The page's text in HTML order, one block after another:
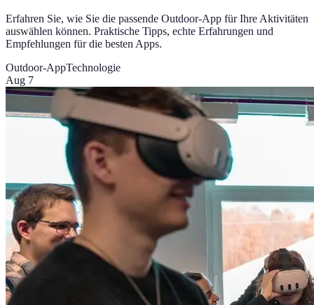
Erfahren Sie, wie Sie die passende Outdoor-App für Ihre Aktivitäten
auswählen können. Praktische Tipps, echte Erfahrungen und
Empfehlungen für die besten Apps.
Outdoor-AppTechnologie
Aug 7